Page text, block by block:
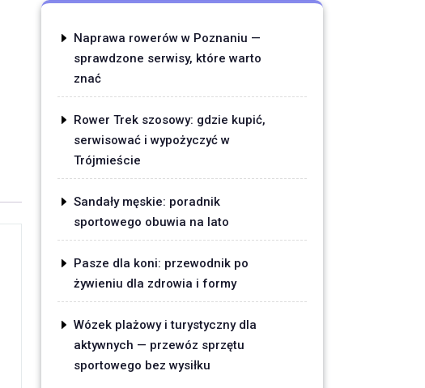
Naprawa rowerów w Poznaniu —
sprawdzone serwisy, które warto
znać
Rower Trek szosowy: gdzie kupić,
serwisować i wypożyczyć w
Trójmieście
Sandały męskie: poradnik
sportowego obuwia na lato
Pasze dla koni: przewodnik po
żywieniu dla zdrowia i formy
Wózek plażowy i turystyczny dla
aktywnych — przewóz sprzętu
sportowego bez wysiłku